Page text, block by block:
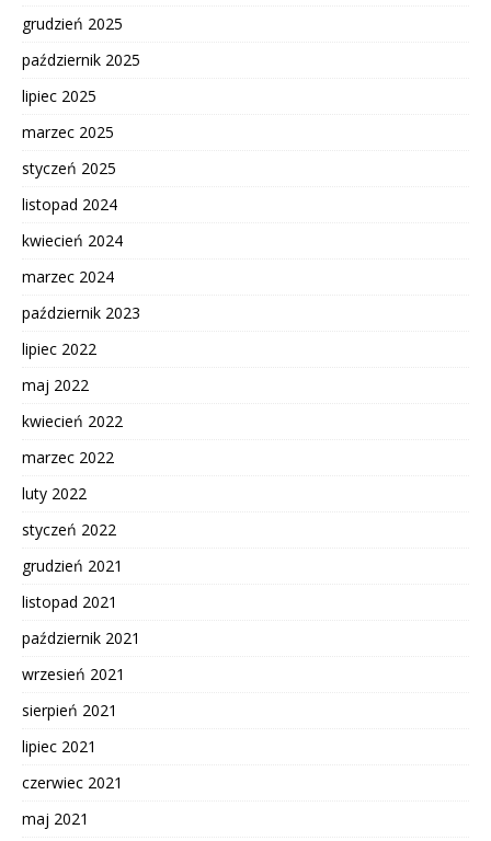
grudzień 2025
październik 2025
lipiec 2025
marzec 2025
styczeń 2025
listopad 2024
kwiecień 2024
marzec 2024
październik 2023
lipiec 2022
maj 2022
kwiecień 2022
marzec 2022
luty 2022
styczeń 2022
grudzień 2021
listopad 2021
październik 2021
wrzesień 2021
sierpień 2021
lipiec 2021
czerwiec 2021
maj 2021